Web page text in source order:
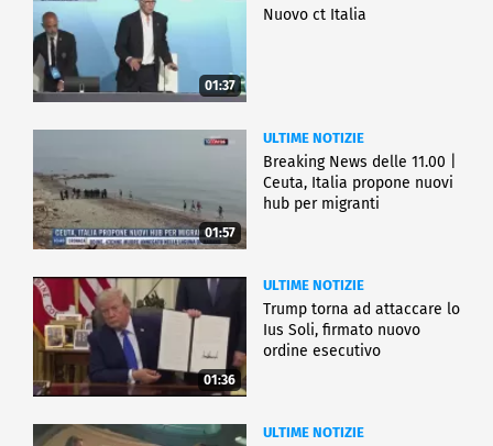
01:37
Nuovo ct Italia
01:57
ULTIME NOTIZIE
Breaking News delle 11.00 |
Ceuta, Italia propone nuovi
hub per migranti
01:36
ULTIME NOTIZIE
Trump torna ad attaccare lo
Ius Soli, firmato nuovo
ordine esecutivo
ULTIME NOTIZIE